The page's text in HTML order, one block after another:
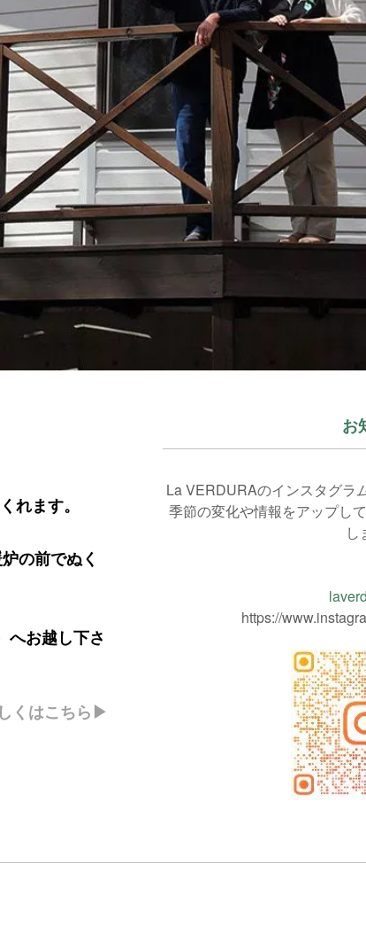
れます。
の前でぬく
へお越し下さ
くはこちら▶︎
お
La VERDURAのインスタグラ
季節の変化や情報をアップし
し
https://